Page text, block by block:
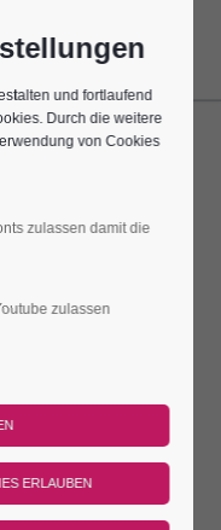
und fortlaufend
Durch die weitere
von Cookies
zulassen damit die
zulassen
24.05.2025
Lieder auf der
unsere Burggäste für
in der